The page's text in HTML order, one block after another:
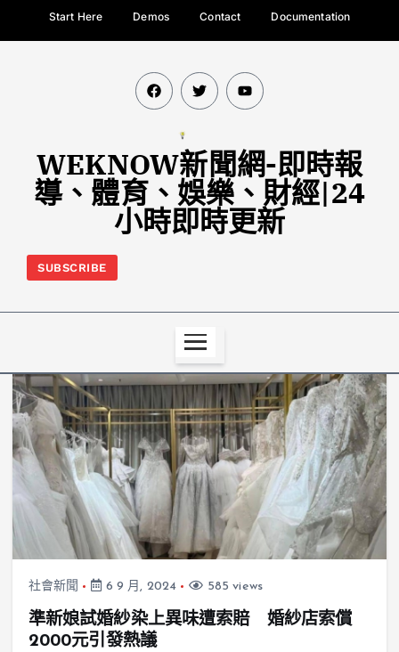
Start Here Demos Contact Documentation
WEKNOW新聞網-即時報
導、體育、娛樂、財經|24
小時即時更新
SUBSCRIBE
社會新聞 6 9 月, 2024 585 views
準新娘試婚紗染上異味遭索賠 婚紗店索償
2000元引發熱議